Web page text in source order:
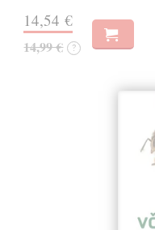
14,54 €
14,99 € ?